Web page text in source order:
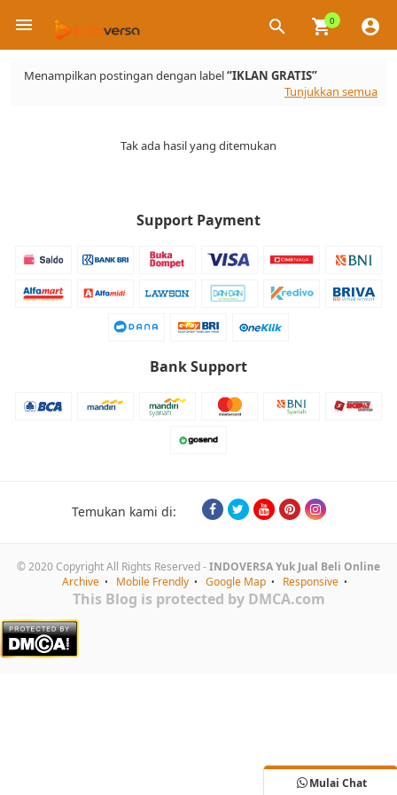
0
×
Menampilkan postingan dengan label IKLAN GRATIS
Tunjukkan semua
Tak ada hasil yang ditemukan
Support Payment
Bank Support
Temukan kami di:
© 2020 Copyright All Rights Reserved -INDOVERSA Yuk Jual Beli Online
Archive
Mobile Frendly Google Map Responsive
This Blog is protected by DMCA.com
Mulai Chat